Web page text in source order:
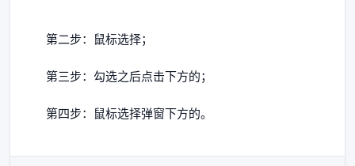
第二步：鼠标选择；
第三步：勾选之后点击下方的；
第四步：鼠标选择弹窗下方的。